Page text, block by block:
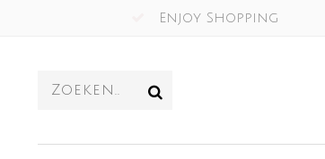
Enjoy Shopping